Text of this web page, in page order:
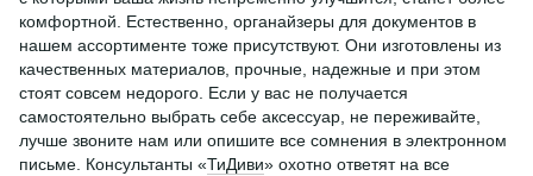
комфортной. Естественно, органайзеры для документов в
нашем ассортименте тоже присутствуют. Они изготовлены из
качественных материалов, прочные, надежные и при этом
стоят совсем недорого. Если у вас не получается
самостоятельно выбрать себе аксессуар, не переживайте,
лучше звоните нам или опишите все сомнения в электронном
письме. Консультанты «ТиДиви» охотно ответят на все